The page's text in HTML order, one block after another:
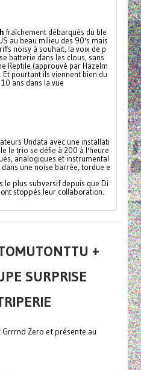
fraîchement débarqués du ble
au beau milieu des 90's mais
noisy à souhait, la voix de p
batterie dans les clous, sans
Reptile (approuvé par Hazelm
pourtant ils viennent bien du
ans dans la vue
Undata avec une installati
le trio se défie à 200 à l'heure
analogiques et instrumental
une noise barrée, tordue e
le plus subversif depuis que Di
stoppés leur collaboration.
+
SURPRISE
Zero et présente au